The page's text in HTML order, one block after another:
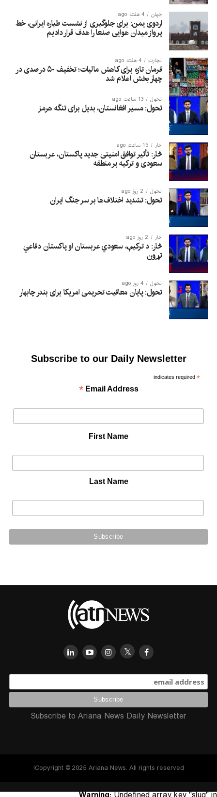
جهان 4 هفته ago
اردوی یمن: برای جلوگیری از نشست طیاره ایرانی، خط
پرواز میدان هوایی صنعا را هدف قرار دادیم
تجارت 4 هفته ago
فرمان تازه برای کاهش مالیات؛ تخفیف ۵۰ درصدی در
چهار بخش اعلام شد
تحول 13 ساعت ago
تحول: مسیر افغانستان، بدیل برای تنگه هرمز
څار 15 ساعت ago
څار: تأثیر توافق امنیتی جدید پاکستان، عربستان
سعودی و ترکیه بر منطقه
تحول 2 روز ago
تحول: تشدید اختلاف‌ها بر سر جنگ ایران
څار 2 روز ago
څار: د ترکیې، سعودي عربستان او پاکستان دفاعي
تړون
تحول 4 روز ago
تحول: پایان معافیت تحریمی امریکا برای بندر چابهار
Subscribe to our Daily Newsletter
*
indicates required
Email Address
*
First Name
Last Name
Subscribe to Ariana News Daily Newsletter
Copyright © 2025 Ariana News. All rights reserved!